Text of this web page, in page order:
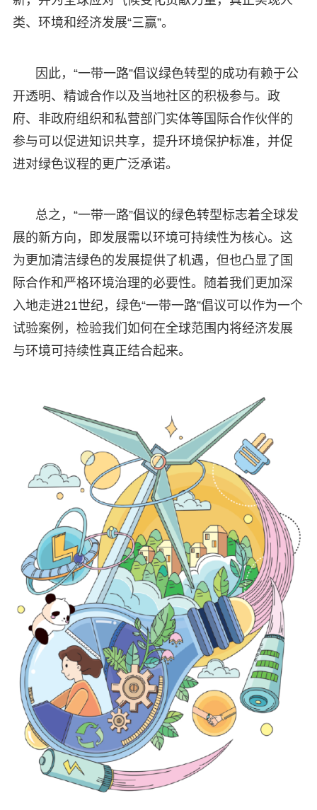
类、环境和经济发展“三赢”。
因此，“一带一路”倡议绿色转型的成功有赖于公
开透明、精诚合作以及当地社区的积极参与。政
府、非政府组织和私营部门实体等国际合作伙伴的
参与可以促进知识共享，提升环境保护标准，并促
进对绿色议程的更广泛承诺。
总之，“一带一路”倡议的绿色转型标志着全球发
展的新方向，即发展需以环境可持续性为核心。这
为更加清洁绿色的发展提供了机遇，但也凸显了国
际合作和严格环境治理的必要性。随着我们更加深
入地走进21世纪，绿色“一带一路”倡议可以作为一个
试验案例，检验我们如何在全球范围内将经济发展
与环境可持续性真正结合起来。